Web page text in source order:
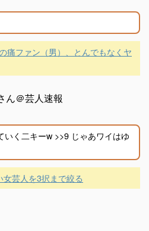
痛ファン（男）、とんでもなくヤ
ん＠芸人速報
いく二キーw >>9 じゃあワイはゆ
女芸人を3択まで絞る